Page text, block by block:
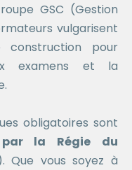
GSC (Gestion
vulgarisent
pour
examens et la
obligatoires sont
par la Régie du
Que vous soyez à